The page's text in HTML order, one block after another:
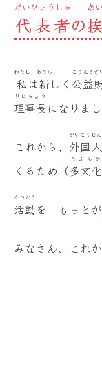
代表者
だいひょうしゃ
の
あ
私
わたし
は新
あたら
しく 公益
こうえき ざ
理事長
りじちょう
になりまし
これから、 外国人
がいこくじん
くるため（多文化
たぶんか
活動
かつどう
を もっとが
みなさん、これ